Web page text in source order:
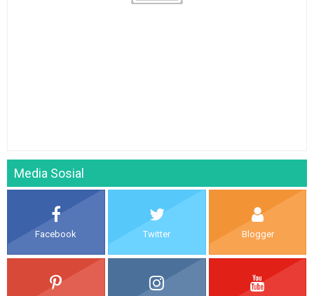
Media Sosial
Facebook Twitter Blogger